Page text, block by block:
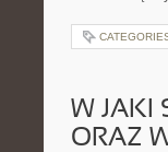
W JAKI
ORAZ